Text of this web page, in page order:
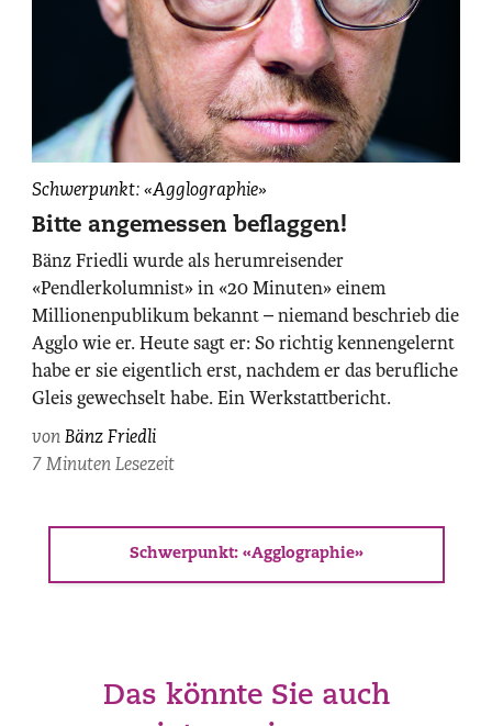
photographiert
von
Pascal
Mora.
Schwerpunkt: «Agglographie»
Bitte angemessen beflaggen!
Bänz Friedli wurde als herumreisender
«Pendlerkolumnist» in «20 Minuten» einem
Millionenpublikum bekannt – niemand beschrieb die
Agglo wie er. Heute sagt er: So richtig kennengelernt
habe er sie eigentlich erst, nachdem er das berufliche
Gleis gewechselt habe. Ein Werkstattbericht.
vonBänz Friedli
7 Minuten Lesezeit
Schwerpunkt: «Agglographie»
Das könnte Sie auch